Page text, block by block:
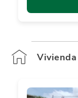
Vivienda